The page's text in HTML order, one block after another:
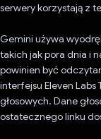
serwery korzystają z
Gemini używa
takich jak pora dnia i
powinien być
interfejsu Eleven Labs
głosowych. Dane
ostatecznego linku